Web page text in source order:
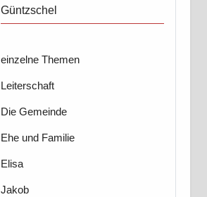
Güntzschel
einzelne Themen
Leiterschaft
Die Gemeinde
Ehe und Familie
Elisa
Jakob